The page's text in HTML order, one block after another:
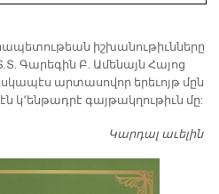
իշխանութիւնները
Գարեգին Բ. Ամենայն Հայոց
արտասովոր երեւոյթ մըն
կ՚ենթադրէ գայթակղութիւն մը:
Կարդալ աւելին